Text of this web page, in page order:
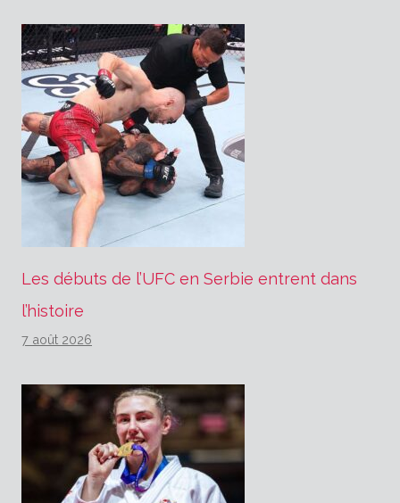
Les débuts de l’UFC en Serbie entrent dans
l’histoire
7 août 2026